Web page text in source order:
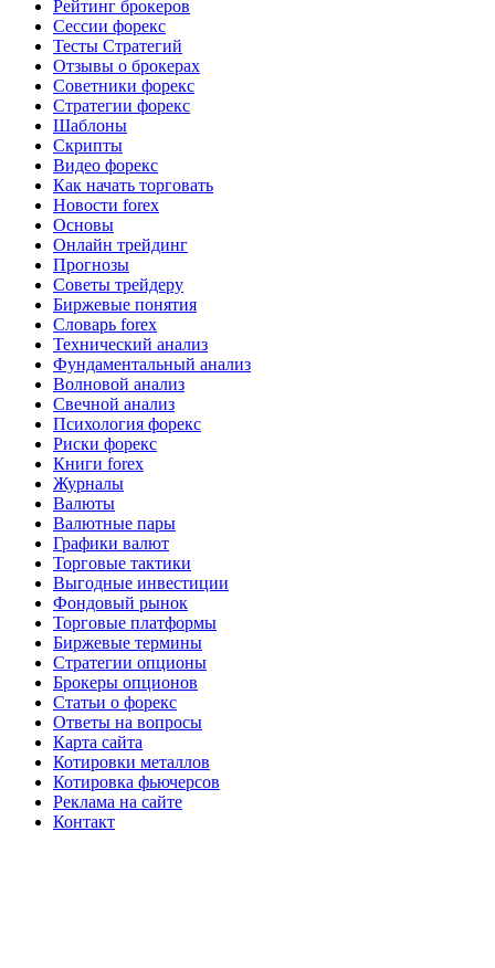
Рейтинг брокеров
Сессии форекс
Тесты Стратегий
Отзывы о брокерах
Советники форекс
Стратегии форекс
Шаблоны
Скрипты
Видео форекс
Как начать торговать
Новости forex
Основы
Онлайн трейдинг
Прогнозы
Советы трейдеру
Биржевые понятия
Словарь forex
Технический анализ
Фундаментальный анализ
Волновой анализ
Свечной анализ
Психология форекс
Риски форекс
Книги forex
Журналы
Валюты
Валютные пары
Графики валют
Торговые тактики
Выгодные инвестиции
Фондовый рынок
Торговые платформы
Биржевые термины
Стратегии опционы
Брокеры опционов
Статьи о форекс
Ответы на вопросы
Карта сайта
Котировки металлов
Котировка фьючерсов
Реклама на сайте
Контакт